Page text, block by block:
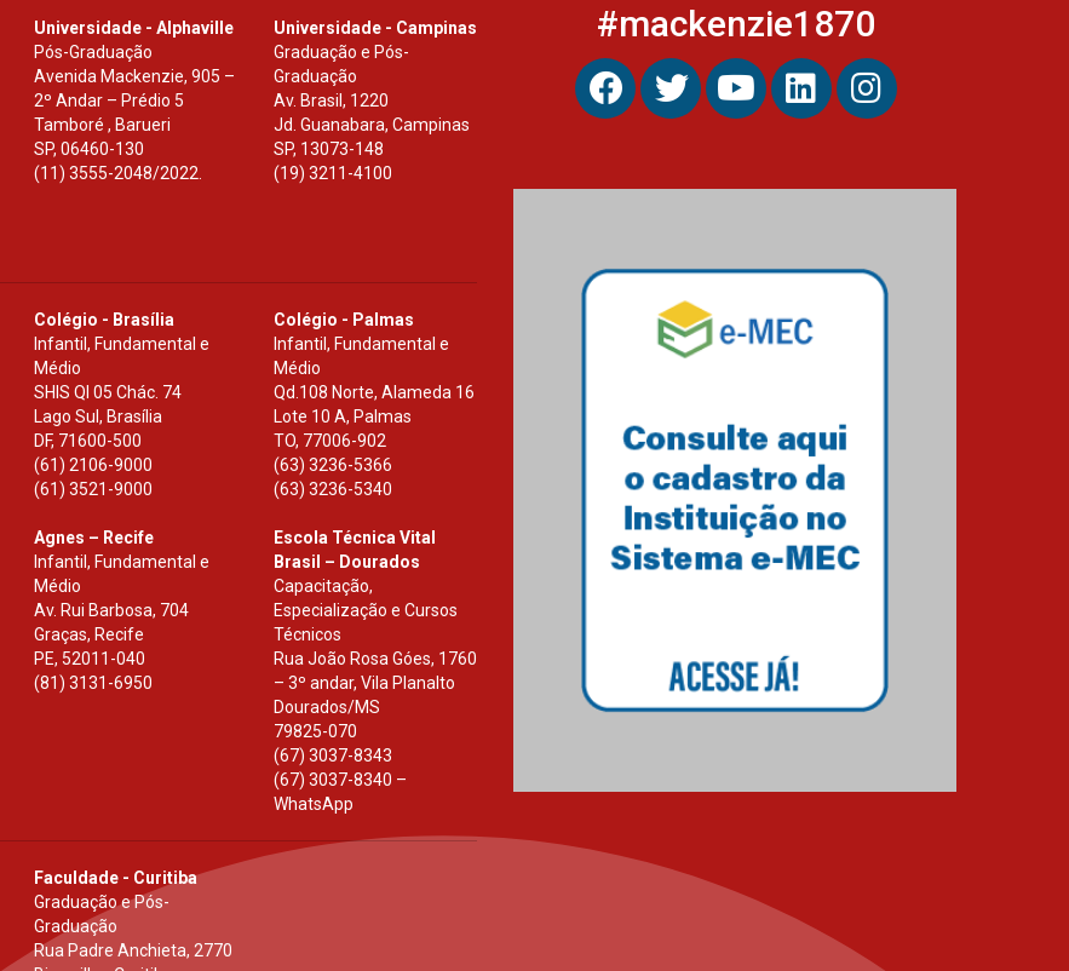
Universidade - Alphaville
Pós-Graduação
Avenida Mackenzie, 905 –
2º Andar – Prédio 5
Tamboré , Barueri
SP, 06460-130
(11) 3555-2048/2022.
Universidade - Campinas
Graduação e Pós-
Graduação
Av. Brasil, 1220
Jd. Guanabara, Campinas
SP, 13073-148
(19) 3211-4100
Colégio - Brasília
Infantil, Fundamental e
Médio
SHIS Ql 05 Chác. 74
Lago Sul, Brasília
DF, 71600-500
(61) 2106-9000
(61) 3521-9000
Colégio - Palmas
Infantil, Fundamental e
Médio
Qd.108 Norte, Alameda 16
Lote 10 A, Palmas
TO, 77006-902
(63) 3236-5366
(63) 3236-5340
Agnes – Recife
Infantil, Fundamental e
Médio
Av. Rui Barbosa, 704
Graças, Recife
PE, 52011-040
(81) 3131-6950
Escola Técnica Vital
Brasil – Dourados
Capacitação,
Especialização e Cursos
Técnicos
Rua João Rosa Góes, 1760
– 3º andar, Vila Planalto
Dourados/MS
79825-070
(67) 3037-8343
(67) 3037-8340 –
WhatsApp
Faculdade - Curitiba
Graduação e Pós-
Graduação
Rua Padre Anchieta, 2770
#mackenzie1870